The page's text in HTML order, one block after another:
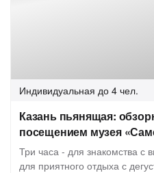
Индивидуальная до 4 чел.
Казань пьянящая:
посещением музея
Три часа - для знакомства с
для приятного отдыха с